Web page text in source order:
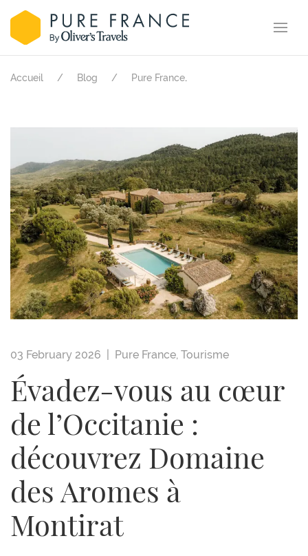
Accueil Blog Pure France.
03 February 2026 | Pure France, Tourisme
Évadez-vous au cœur
de l’Occitanie :
découvrez Domaine
des Aromes à
Montirat